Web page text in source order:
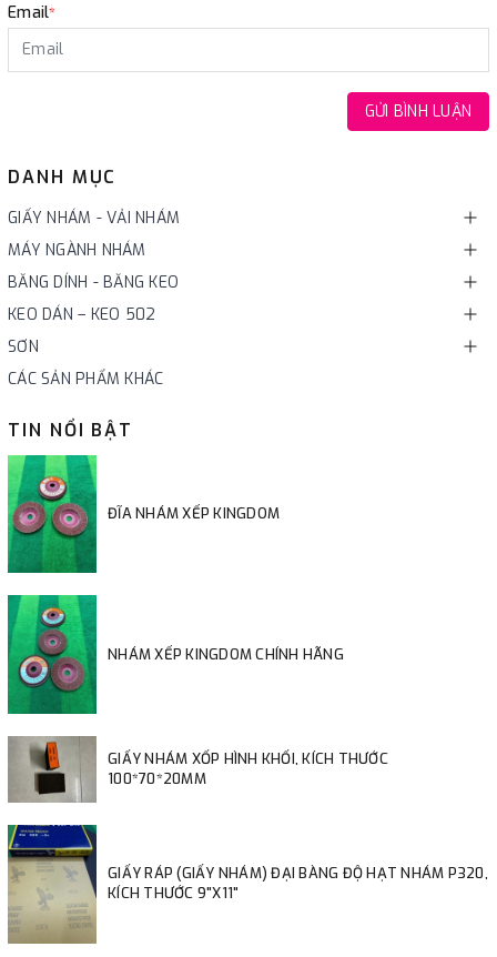
DANH MỤC
GIẤY NHÁM - VẢI NHÁM
MÁY NGÀNH NHÁM
BĂNG DÍNH - BĂNG KEO
KEO DÁN – KEO 502
SƠN
CÁC SẢN PHẨM KHÁC
TIN NỔI BẬT
ĐĨA NHÁM XẾP KINGDOM
NHÁM XẾP KINGDOM CHÍNH HÃNG
GIẤY NHÁM XỐP HÌNH KHỐI, KÍCH THƯỚC
100*70*20MM
GIẤY RÁP (GIẤY NHÁM) ĐẠI BÀNG ĐỘ HẠT NHÁM P320,
KÍCH THƯỚC 9"X11"
Email*
GỬI BÌNH LUẬN